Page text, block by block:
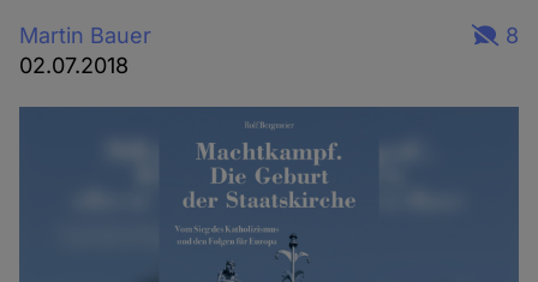
Martin Bauer
02.07.2018
8